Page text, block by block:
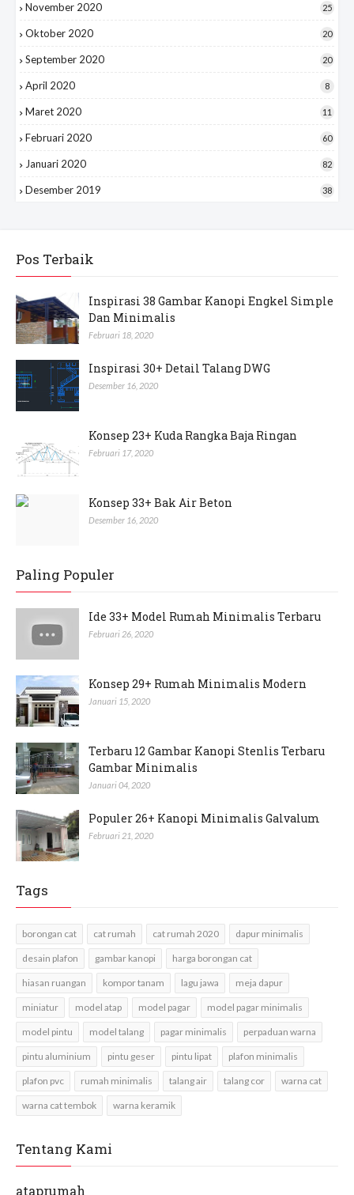
November 2020 25
Oktober 2020 20
September 2020 20
April 2020 8
Maret 2020 11
Februari 2020 60
Januari 2020 82
Desember 2019 38
Pos Terbaik
Inspirasi 38 Gambar Kanopi Engkel Simple
Dan Minimalis
Februari 18, 2020
Inspirasi 30+ Detail Talang DWG
Desember 16, 2020
Konsep 23+ Kuda Rangka Baja Ringan
Februari 17, 2020
Konsep 33+ Bak Air Beton
Desember 16, 2020
Paling Populer
Ide 33+ Model Rumah Minimalis Terbaru
Februari 26, 2020
Konsep 29+ Rumah Minimalis Modern
Januari 15, 2020
Terbaru 12 Gambar Kanopi Stenlis Terbaru
Gambar Minimalis
Januari 04, 2020
Populer 26+ Kanopi Minimalis Galvalum
Februari 21, 2020
Tags
borongan cat cat rumah cat rumah 2020 dapur minimalis
desain plafon gambar kanopi harga borongan cat
hiasan ruangan kompor tanam lagu jawa meja dapur
miniatur model atap model pagar model pagar minimalis
model pintu model talang pagar minimalis perpaduan warna
pintu aluminium pintu geser pintu lipat plafon minimalis
plafon pvc rumah minimalis talang air talang cor warna cat
warna cat tembok warna keramik
Tentang Kami
ataprumah